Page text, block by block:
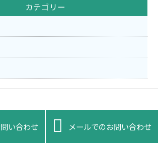
カテゴリー
い合わせ  メールでのお問い合わせ